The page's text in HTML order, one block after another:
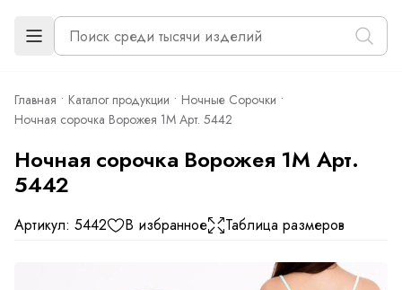
Главная Каталог продукции
Ночные Сорочки
Ночная сорочка Ворожея 1М Арт. 5442
Ночная сорочка Ворожея 1М Арт.
5442
Артикул: 5442 В избранное Таблица размеров